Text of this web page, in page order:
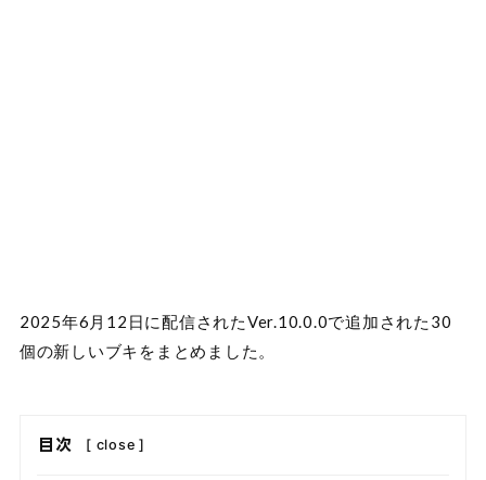
2025年6月12日に配信されたVer.10.0.0で追加された30
個の新しいブキをまとめました。
目次 [ close ]